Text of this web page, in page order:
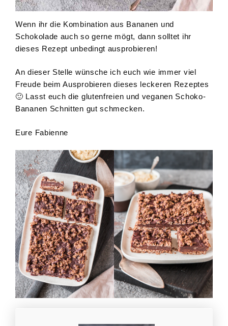
Wenn ihr die Kombination aus Bananen und
Schokolade auch so gerne mögt, dann solltet ihr
dieses Rezept unbedingt ausprobieren!
An dieser Stelle wünsche ich euch wie immer viel
Freude beim Ausprobieren dieses leckeren Rezeptes
🙂 Lasst euch die glutenfreien und veganen Schoko-
Bananen Schnitten gut schmecken.
Eure Fabienne